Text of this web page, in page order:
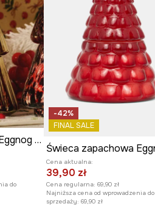
Świeca zapachowa Eggnog Snickerdoodles
do
-42%
FINAL SALE
Cena aktualna:
39,90 zł
Cena regularna: 69,90 zł
Najniższa cena od wprowadzenia do
sprzedaży: 69,90 zł